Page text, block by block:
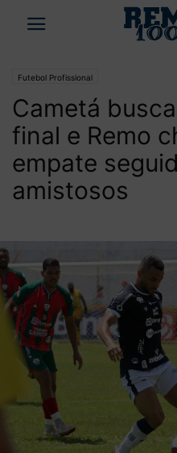
Futebol Profissional
Cametá
final e Remo
empate
amistosos